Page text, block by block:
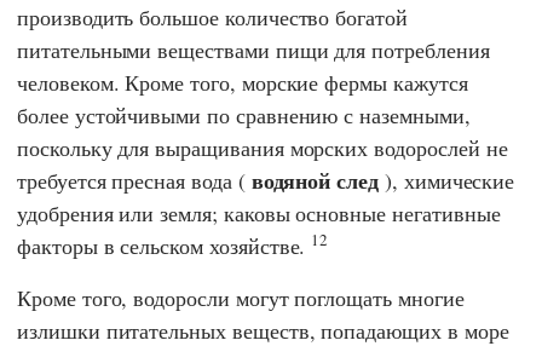
производить большое количество богатой
питательными веществами пищи для потребления
человеком. Кроме того, морские фермы кажутся
более устойчивыми по сравнению с наземными,
поскольку для выращивания морских водорослей не
требуется пресная вода ( водяной след ), химические
удобрения или земля; каковы основные негативные
факторы в сельском хозяйстве. 12
Кроме того, водоросли могут поглощать многие
излишки питательных веществ, попадающих в море